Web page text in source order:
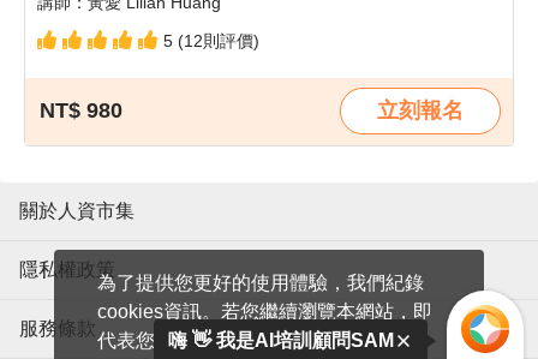
為了提供您更好的使用體驗，我們紀錄
cookies資訊。若您繼續瀏覽本網站，即
代表您同意我們使用cookies。
嗨 👋 我是AI培訓顧問SAM
5 (12則評價)
NT$ 980 立刻報名
關於人資市集
隱私權政策
服務條款